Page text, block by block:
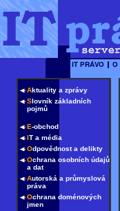
Aktuality a zprávy
Slovník základních
pojmů
E-obchod
IT a média
Odpovědnost a delikty
Ochrana osobních údajů
a dat
Autorská a průmyslová
práva
Ochrana doménových
jmen